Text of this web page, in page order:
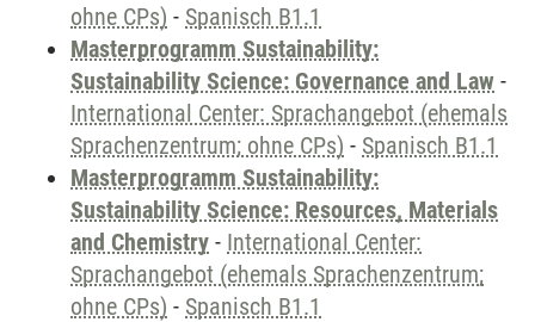
ohne CPs) - Spanisch B1.1
Masterprogramm Sustainability:
Sustainability Science: Governance and Law -
International Center: Sprachangebot (ehemals
Sprachenzentrum; ohne CPs) - Spanisch B1.1
Masterprogramm Sustainability:
Sustainability Science: Resources, Materials
and Chemistry - International Center:
Sprachangebot (ehemals Sprachenzentrum;
ohne CPs) - Spanisch B1.1